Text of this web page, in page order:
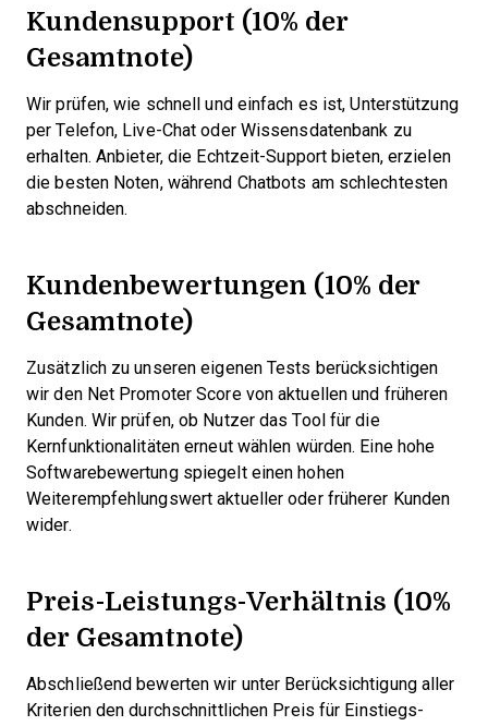
Kundensupport (10% der
Gesamtnote)
Wir prüfen, wie schnell und einfach es ist, Unterstützung
per Telefon, Live-Chat oder Wissensdatenbank zu
erhalten. Anbieter, die Echtzeit-Support bieten, erzielen
die besten Noten, während Chatbots am schlechtesten
abschneiden.
Kundenbewertungen (10% der
Gesamtnote)
Zusätzlich zu unseren eigenen Tests berücksichtigen
wir den Net Promoter Score von aktuellen und früheren
Kunden. Wir prüfen, ob Nutzer das Tool für die
Kernfunktionalitäten erneut wählen würden. Eine hohe
Softwarebewertung spiegelt einen hohen
Weiterempfehlungswert aktueller oder früherer Kunden
wider.
Preis-Leistungs-Verhältnis (10%
der Gesamtnote)
Abschließend bewerten wir unter Berücksichtigung aller
Kriterien den durchschnittlichen Preis für Einstiegs-